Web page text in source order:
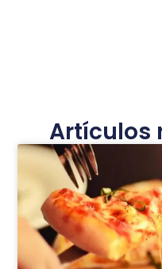
Artículos